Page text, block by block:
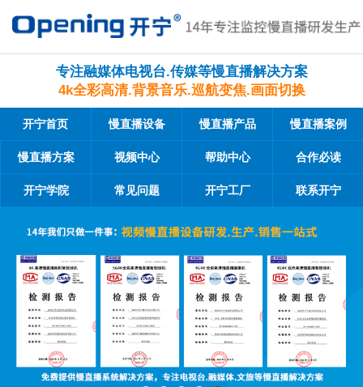
专注融媒体电视台.传媒等慢直播解决方案
4k全彩高清.背景音乐.巡航变焦.画面切换
开宁首页 慢直播设备 慢直播产品 慢直播案例
慢直播方案 视频中心 帮助中心 合作必读
开宁学院 常见问题 开宁工厂 联系开宁